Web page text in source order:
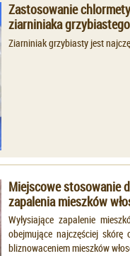
Zastosowanie
ziarniniaka grzybiastego
Ziarniniak grzybiasty jest
Miejscowe stosowanie
Wyłysiające zapalenie
obejmujące najczęściej skórę
bliznowaceniem mieszków